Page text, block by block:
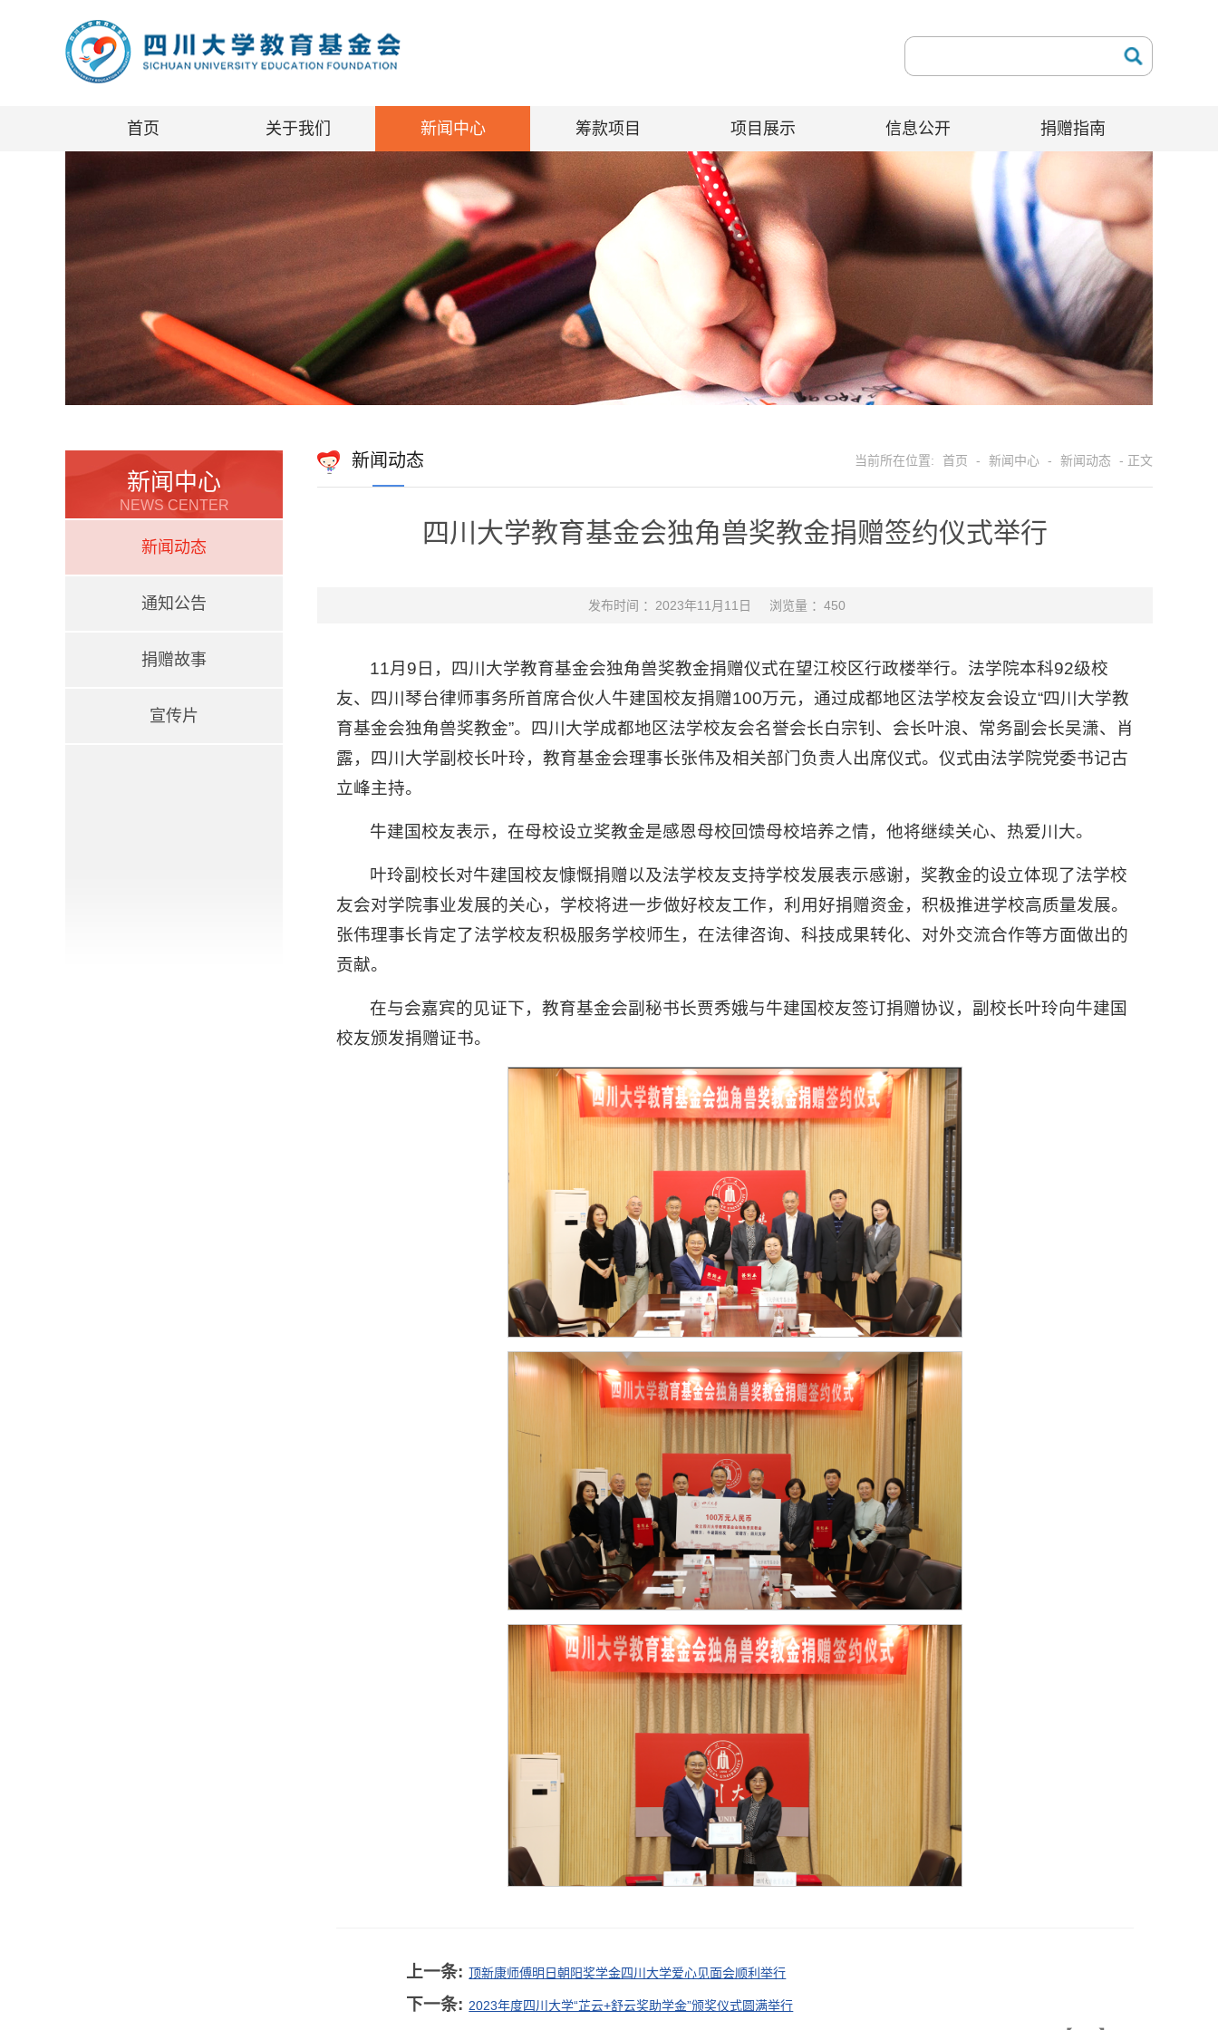
首页 关于我们 新闻中心 筹款项目 项目展示 信息公开 捐赠指南
新闻中心
NEWS CENTER
新闻动态
通知公告
捐赠故事
宣传片
新闻动态 当前所在位置: 首页 - 新闻中心 - 新闻动态 - 正文
四川大学教育基金会独角兽奖教金捐赠签约仪式举行
发布时间 ：2023年11月11日 浏览量 ： 450
11月9日，四川大学教育基金会独角兽奖教金捐赠仪式在望江校区行政楼举行。法学院本科92级校
友、四川琴台律师事务所首席合伙人牛建国校友捐赠100万元，通过成都地区法学校友会设立“四川大学教
育基金会独角兽奖教金”。四川大学成都地区法学校友会名誉会长白宗钊、会长叶浪、常务副会长吴潇、肖
露，四川大学副校长叶玲，教育基金会理事长张伟及相关部门负责人出席仪式。仪式由法学院党委书记古
立峰主持。
牛建国校友表示，在母校设立奖教金是感恩母校回馈母校培养之情，他将继续关心、热爱川大。
叶玲副校长对牛建国校友慷慨捐赠以及法学校友支持学校发展表示感谢，奖教金的设立体现了法学校
友会对学院事业发展的关心，学校将进一步做好校友工作，利用好捐赠资金，积极推进学校高质量发展。
张伟理事长肯定了法学校友积极服务学校师生，在法律咨询、科技成果转化、对外交流合作等方面做出的
贡献。
在与会嘉宾的见证下，教育基金会副秘书长贾秀娥与牛建国校友签订捐赠协议，副校长叶玲向牛建国
校友颁发捐赠证书。
上一条: 顶新康师傅明日朝阳奖学金四川大学爱心见面会顺利举行
下一条: 2023年度四川大学“芷云+舒云奖助学金”颁奖仪式圆满举行